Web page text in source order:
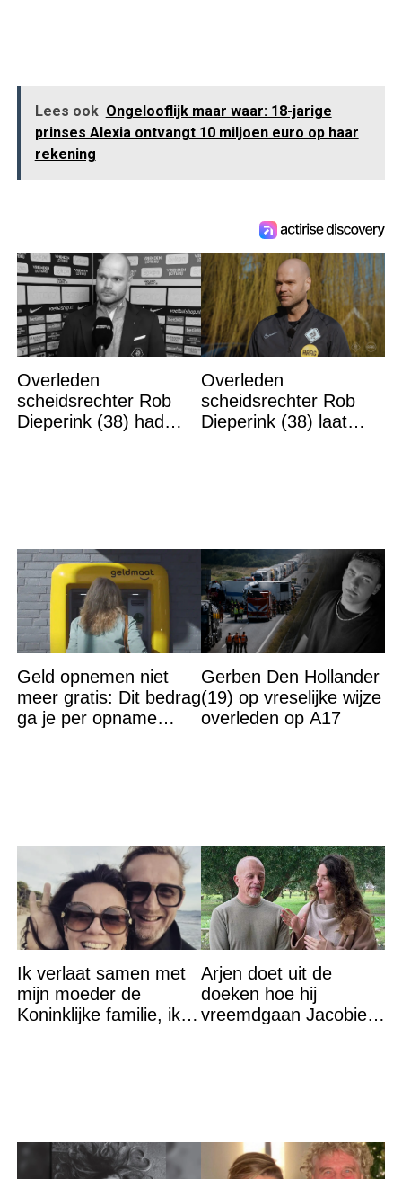
Lees ook Ongelooflijk maar waar: 18-jarige
prinses Alexia ontvangt 10 miljoen euro op haar
rekening
Overleden
scheidsrechter Rob
Dieperink (38) had
Overleden
scheidsrechter Rob
Dieperink (38) laat
Geld opnemen niet
meer gratis: Dit bedrag
ga je per opname
Gerben Den Hollander
(19) op vreselijke wijze
overleden op A17
Ik verlaat samen met
mijn moeder de
Koninklijke familie, ik
Arjen doet uit de
doeken hoe hij
vreemdgaan Jacobien